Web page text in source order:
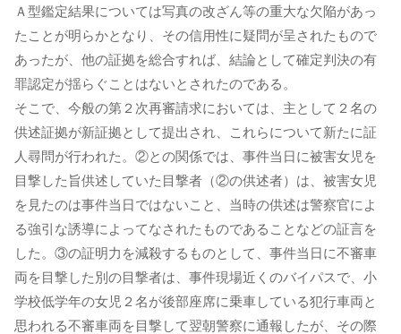
Ａ型鑑定結果については写真の改ざん等の重大な欠陥があっ
たことが明らかとなり、その信用性に疑問が呈されたもので
あったが、他の証拠を総合すれば、結論として確定判決の有
罪認定が揺らぐことはないとされたのである。
そこで、今般の第２次再審請求においては、主として２名の
供述証拠が新証拠として提出され、これらについて新たに証
人尋問が行われた。②との関係では、事件当日に被害女児を
目撃した旨供述していた目撃者（②の供述者）は、被害女児
を見たのは事件当日ではないこと、当時の供述は警察官によ
る強引な誘導によってなされたものであることなどの証言を
した。③の証明力を減殺するものとして、事件当日に不審車
両を目撃した別の目撃者は、事件現場近くのバイパスで、小
学校低学年の女児２名が後部座席に乗車している犯行車両と
思われる不審車両を目撃して翌朝警察に通報したが、その際